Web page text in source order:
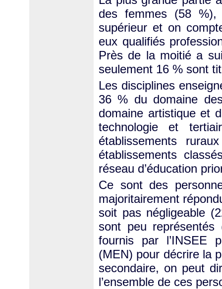
des femmes (58 %),
supérieur et on
eux qualifiés
Près de la moitié a
seulement 16 % sont
Les disciplines
36 % du domaine
domaine artistique et
technologie et
établissements
établissements
réseau d’éducation
Ce sont des
majoritairement
soit pas négligeable
sont peu
fournis par l’INSEE
(MEN) pour décrire la
secondaire, on peut
l’ensemble de ces